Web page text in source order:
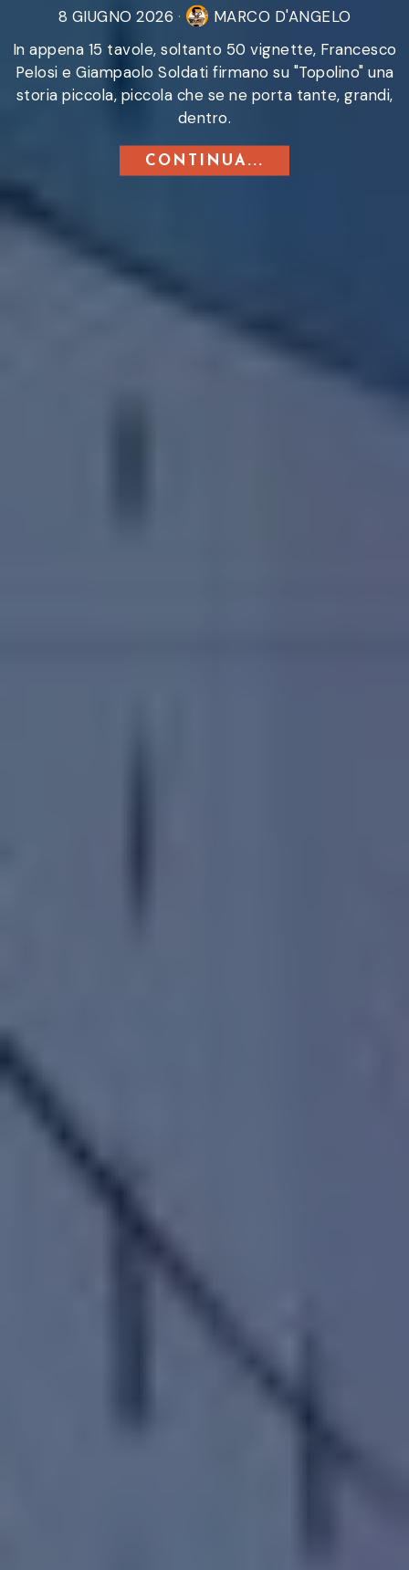
8 GIUGNO 2026
MARCO D'ANGELO
In appena 15 tavole, soltanto 50 vignette, Francesco
Pelosi e Giampaolo Soldati firmano su "Topolino" una
storia piccola, piccola che se ne porta tante, grandi,
dentro.
CONTINUA...